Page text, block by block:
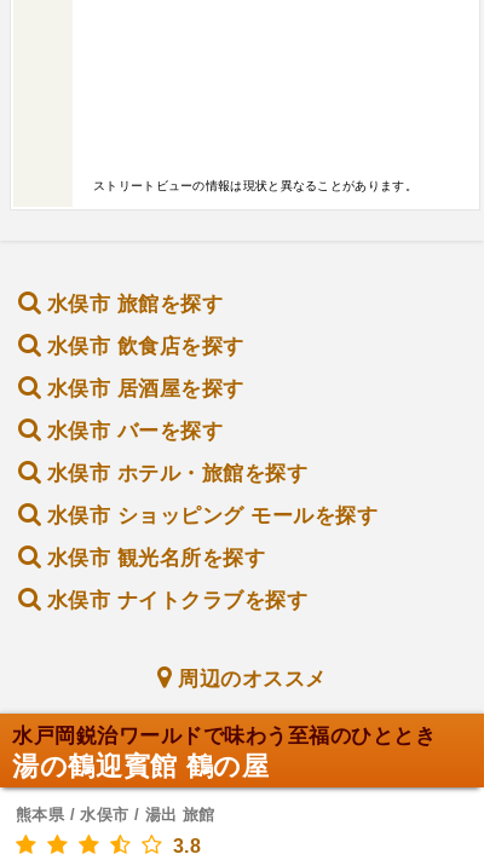
ストリートビューの情報は現状と異なることがあります。
水俣市 旅館を探す
水俣市 飲食店を探す
水俣市 居酒屋を探す
水俣市 バーを探す
水俣市 ホテル・旅館を探す
水俣市 ショッピング モールを探す
水俣市 観光名所を探す
水俣市 ナイトクラブを探す
周辺のオススメ
水戸岡鋭治ワールドで味わう至福のひととき
湯の鶴迎賓館 鶴の屋
熊本県 / 水俣市 / 湯出 旅館
3.8